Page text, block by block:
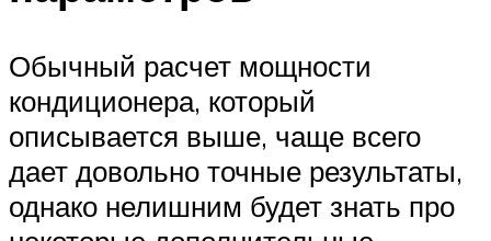
Обычный расчет мощности
кондиционера, который
описывается выше, чаще всего
дает довольно точные результаты,
однако нелишним будет знать про